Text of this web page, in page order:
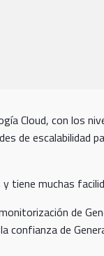
Cloud, con los
de escalabilidad
tiene muchas
de
confianza de